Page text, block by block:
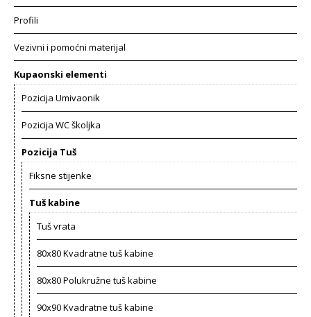
Profili
Vezivni i pomoćni materijal
Kupaonski elementi
Pozicija Umivaonik
Pozicija WC školjka
Pozicija Tuš
Fiksne stijenke
Tuš kabine
Tuš vrata
80x80 Kvadratne tuš kabine
80x80 Polukružne tuš kabine
90x90 Kvadratne tuš kabine